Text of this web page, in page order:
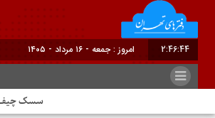
2:46:44 امروز : جمعه - ۱۶ مرداد - ۱۴۰۵
سسک چیف